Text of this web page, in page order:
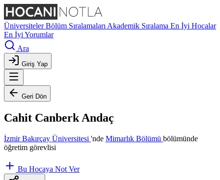
ÜniversitelerBölüm Sıralamaları Akademik Sıralama En İyi Hocalar
En İyi Yorumlar
Ara
Giriş Yap
Geri Dön
Cahit Canberk Andaç
İzmir Bakırçay Üniversitesi 'nde Mimarlık Bölümü bölümünde
öğretim görevlisi
Bu Hocaya Not Ver